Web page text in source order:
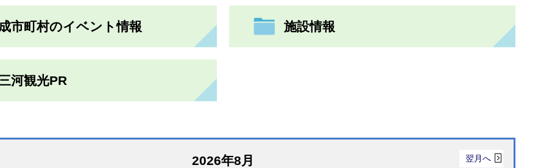
市町村のイベント情報 施設情報
河観光PR
2026年8月 翌月へ